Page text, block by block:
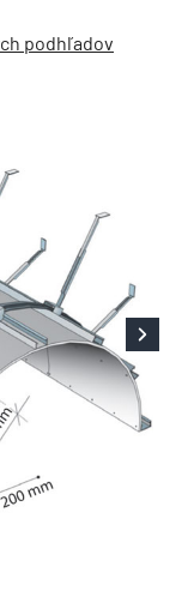
podhľadov